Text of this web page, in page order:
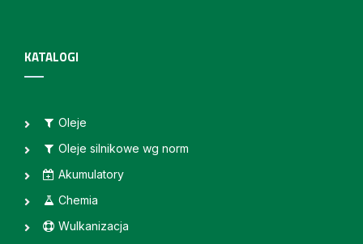
KATALOGI
Oleje
Oleje silnikowe wg norm
Akumulatory
Chemia
Wulkanizacja